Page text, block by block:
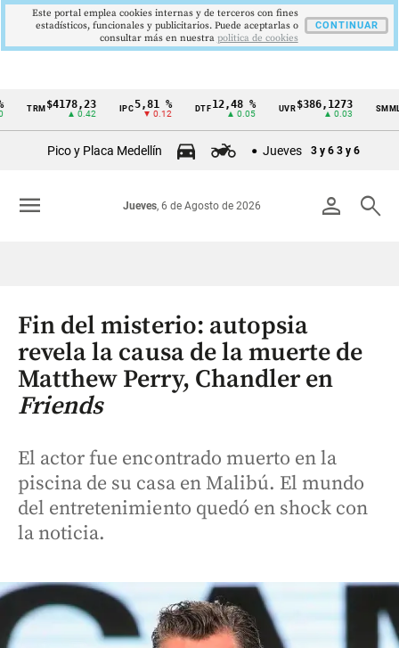
Cintillo
Colombia
$4178,23
▲ 0.42
IPC 5,81 %
▼ 0.12
DTF 12,48 %
▲ 0.05
UVR $386,1273
▲ 0.03
SMMLV
Pico y Placa Medellín Jueves 3 y 6 3 y 6
person search
Jueves, 6 de Agosto de 2026
menu
Fin del misterio: autopsia
revela la causa de la muerte de
Matthew Perry, Chandler en
Friends
El actor fue encontrado muerto en la
piscina de su casa en Malibú. El mundo
del entretenimiento quedó en shock con
la noticia.
Este portal emplea cookies internas y de terceros con fines
estadísticos, funcionales y publicitarios. Puede aceptarlas o
consultar más en nuestra politica de cookies
CONTINUAR